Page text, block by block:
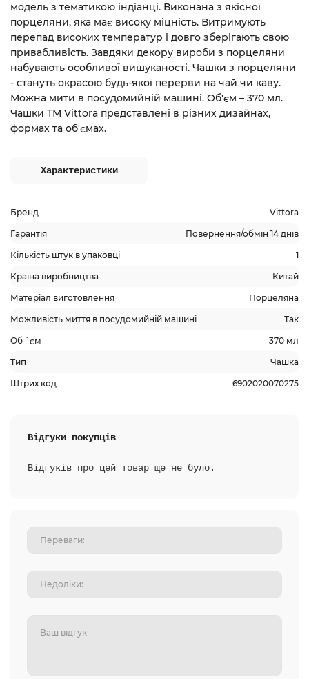
модель з тематикою індіанці. Виконана з якісної
порцеляни, яка має високу міцність. Витримують
перепад високих температур і довго зберігають свою
привабливість. Завдяки декору вироби з порцеляни
набувають особливої вишуканості. Чашки з порцеляни
- стануть окрасою будь-якої перерви на чай чи каву.
Можна мити в посудомийній машині. Об'єм – 370 мл.
Чашки ТМ Vittora представлені в різних дизайнах,
формах та об'ємах.
Характеристики
Бренд Vittora
Гарантія Повернення/обмін 14 днів
Кількість штук в упаковці 1
Країна виробництва Китай
Матеріал виготовлення Порцеляна
Можливість миття в посудомийній машині Так
Об `єм 370 мл
Тип Чашка
Штрих код 6902020070275
Відгуки покупців
Відгуків про цей товар ще не було.